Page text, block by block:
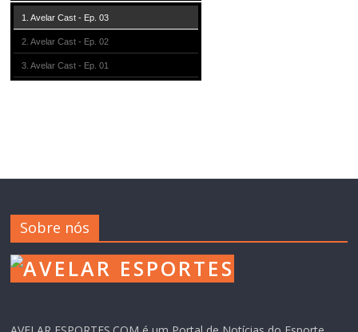
1. Avelar Cast - Ep. 03
2. Avelar Cast - Ep. 02
3. Avelar Cast - Ep. 01
Sobre nós